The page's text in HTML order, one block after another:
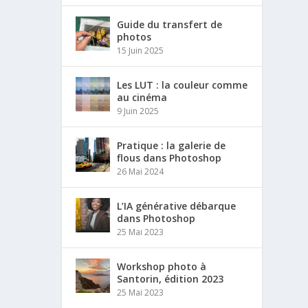
Guide du transfert de
photos
15 Juin 2025
Les LUT : la couleur comme
au cinéma
9 Juin 2025
Pratique : la galerie de
flous dans Photoshop
26 Mai 2024
L’IA générative débarque
dans Photoshop
25 Mai 2023
Workshop photo à
Santorin, édition 2023
25 Mai 2023